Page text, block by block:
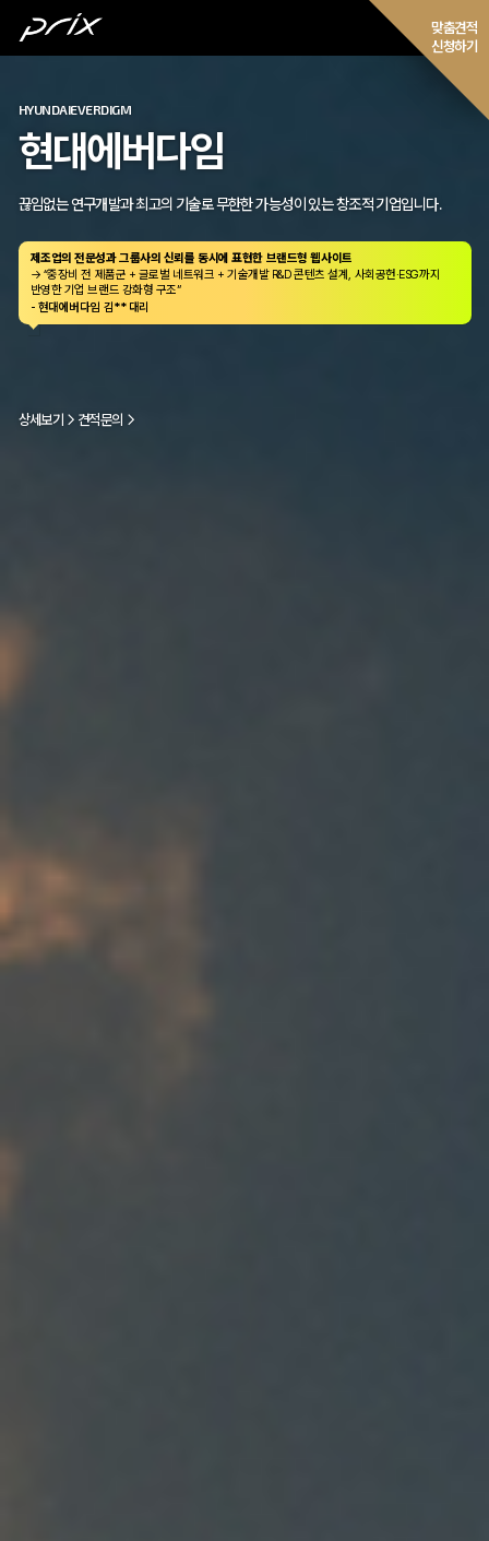
혜택정보
고객후기
회사소개
맞춤견적
신청하기
INCROSS
인크로스
업계를 선도하는 No.1 디지털 광고 전문 기업
상세보기 견적문의
인크로스 공식 웹사이트 제작
→ “2001년부터 이어온 저희 인크로스의 역사를 보여주는 콘텐츠 구성, 그리고 광고 네트워크
운영 경험을 신뢰 있게 전달할 수 있는 UI/UX 전략이 매우 만족스러웠습니다
- 현대에버다임 김** 매니저
TALKIT
토킷 ㈜웅진컴퍼스
새로운 차원의 영어 학습X커뮤니티 앱
상세보기 견적문의